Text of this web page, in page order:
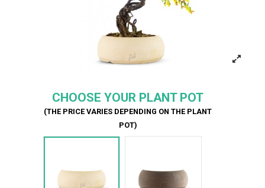
CHOOSE YOUR PLANT POT
(THE PRICE VARIES DEPENDING ON THE PLANT
POT)